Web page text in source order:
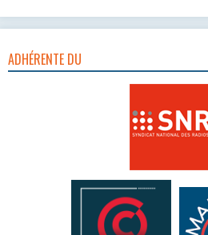
ADHÉRENTE DU